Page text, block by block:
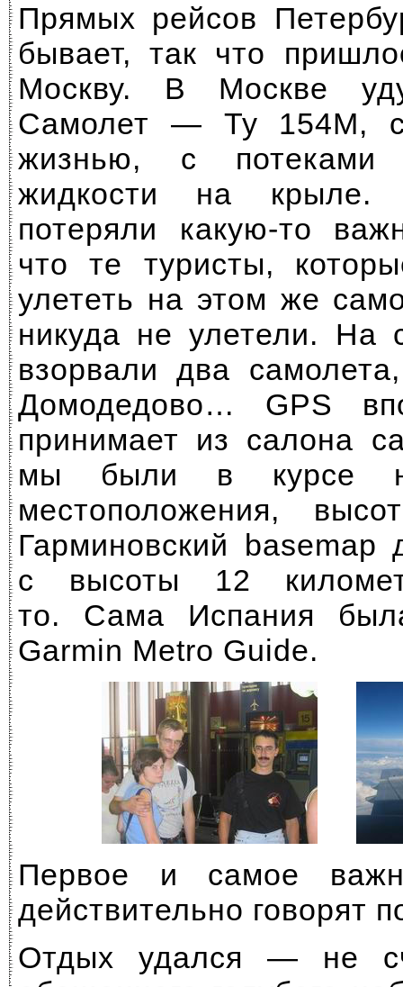
Прямых рейсов
бывает, так что
Москву. В Москве
Самолет — Ту 154М,
жизнью, с потеками
жидкости на
потеряли какую-то
что те туристы,
улететь на этом же
никуда не улетели. На
взорвали два
Домодедово… GPS
принимает из салона
мы были в курсе
местоположения,
Гарминовский basemap
с высоты 12
то. Сама Испания
Garmin Metro Guide.
Первое и самое
действительно говорят
Отдых удался — не